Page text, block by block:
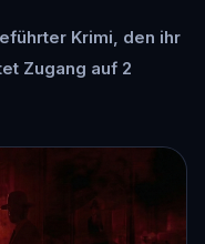
Krimi, den ihr
Zugang auf 2